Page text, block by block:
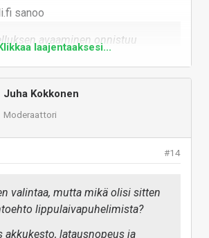
sanoo
avaaminen onnistuu
ja kuvien ja videoiden
voi ottaa käyttöön
lukitsemisen kevyellä
ko. asetus näkemättä, vai joku
sen lisännyt?
Klikkaa laajentaaksesi...
Juha Kokkonen
Moderaattori
#14
valintaa, mutta mikä olisi sitten
lippulaivapuhelimista?
akkukesto, latausnopeus ja